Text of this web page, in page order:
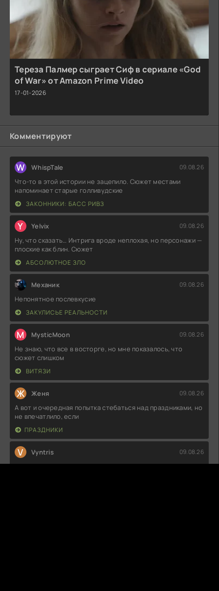
Тереза Палмер сыграет Сиф в сериале «God
of War» от Amazon Prime Video
17-01-2026
Комментируют
W WhispTale 09.08.26
Что-то в этой истории не зацепило. Сюжет местами
напоминает старые голливудские
ЗАКОННИКИ: БАСС РИВЗ
Y Yelvix 09.08.26
Ну, что сказать… Интрига вроде неплохая, но персонажи —
плоские как блин. Сюжет
АБСОЛЮТНОЕ ЗЛО
Механик 09.08.26
Непонятное послевкусие
ЗАКУЛИСЬЕ РЕАЛЬНОСТИ
M MysticMoon 09.08.26
Не знаю, что все в восторге, но мне показалось, что
сюжет слишком
ВИТЯЗИ
Ж Женя 09.08.26
А вот и очередная попытка стебаться над праздниками, но
не впечатлило, если
ПРАЗДНИКИ
V Vyntris 09.08.26
Не знаю, что все так хвалят, но мне показалось, что сюжет